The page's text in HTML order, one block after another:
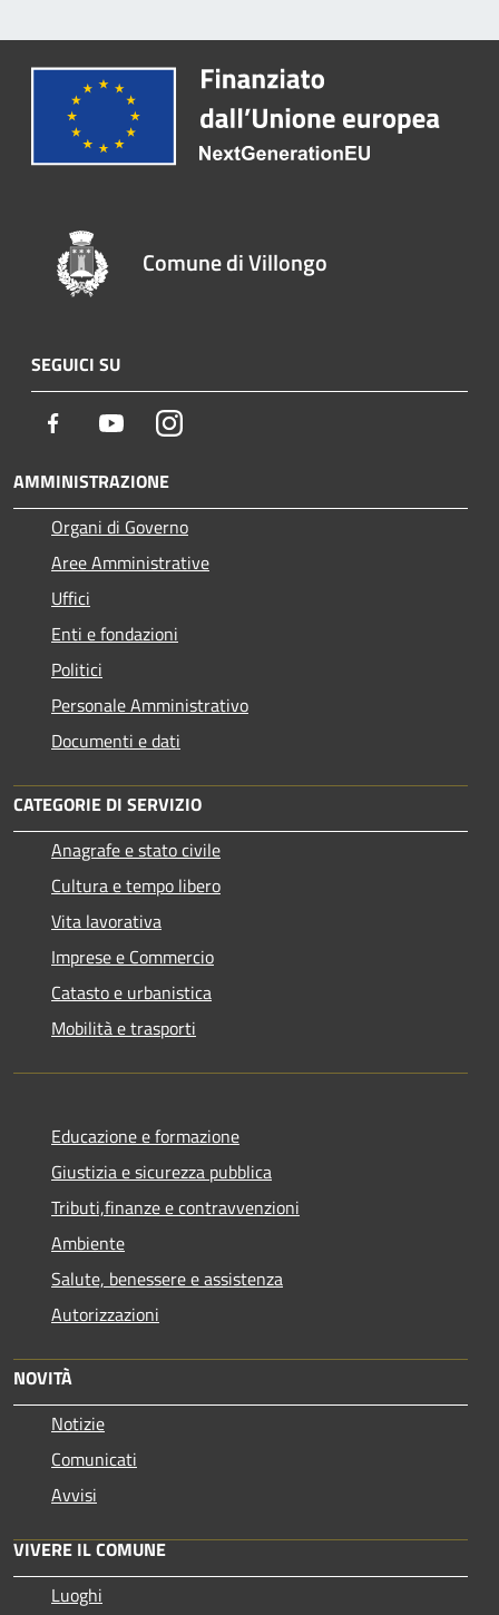
Comune di Villongo
SEGUICI SU
Facebook YoutubeInstagram
AMMINISTRAZIONE
Organi di Governo
Aree Amministrative
Uffici
Enti e fondazioni
Politici
Personale Amministrativo
Documenti e dati
CATEGORIE DI SERVIZIO
Anagrafe e stato civile
Cultura e tempo libero
Vita lavorativa
Imprese e Commercio
Catasto e urbanistica
Mobilità e trasporti
Educazione e formazione
Giustizia e sicurezza pubblica
Tributi,finanze e contravvenzioni
Ambiente
Salute, benessere e assistenza
Autorizzazioni
NOVITÀ
Notizie
Comunicati
Avvisi
VIVERE IL COMUNE
Luoghi